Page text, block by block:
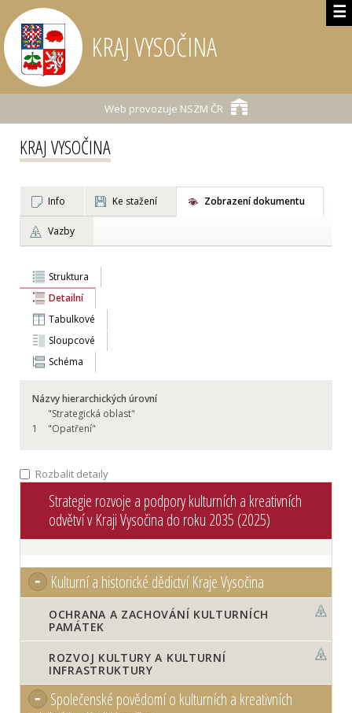
☰
KRAJ VYSOČINA
Web provozuje NSZM ČR
KRAJ VYSOČINA
Info Ke stažení Zobrazení dokumentu
Vazby
Struktura
Detailní
Tabulkové
Sloupcové
Schéma
Názvy hierarchických úrovní
"Strategická oblast"
1
"Opatření"
Rozbalit detaily
Strategie rozvoje a podpory kulturních a kreativních
odvětví v Kraji Vysočina do roku 2035 (2025)
Kulturní a historické dědictví Kraje Vysočina
OCHRANA A ZACHOVÁNÍ KULTURNÍCH
PAMÁTEK
ROZVOJ KULTURY A KULTURNÍ
INFRASTRUKTURY
Společenské povědomí o kulturních a kreativních